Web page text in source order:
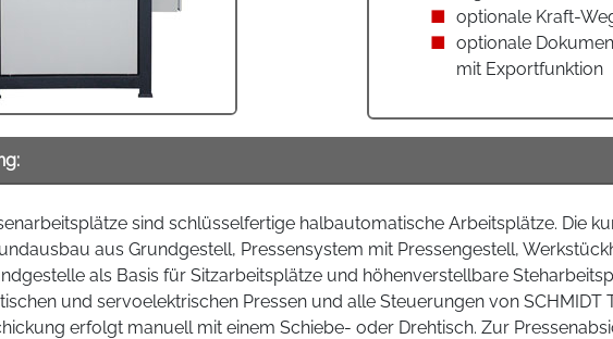
optionale Kraft-
optionale
mit Exportfunktion
sind schlüsselfertige halbautomatische Arbeitsplätze. Die
aus Grundgestell, Pressensystem mit Pressengestell,
als Basis für Sitzarbeitsplätze und höhenverstellbare
und servoelektrischen Pressen und alle Steuerungen von SCHMIDT
erfolgt manuell mit einem Schiebe- oder Drehtisch. Zur